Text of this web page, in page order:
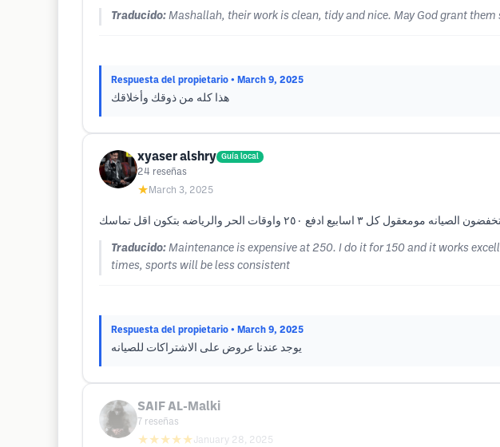
Traducido: Mashallah, their work is clean, tidy and nice. May God grant them
Respuesta del propietario • March 9, 2025
هذا كله من ذوقك وأخلاقك
xyaser alshry Guía local
24 reseñas
★ March 3, 2025
Traducido: Maintenance is expensive at 250. I do it for 150 and it works
times, sports will be less consistent
Respuesta del propietario • March 9, 2025
يوجد عندنا عروض على الاشتراكات للصيانه
SAIF AL-Malki
7 reseñas
★★★★★January 28, 2025